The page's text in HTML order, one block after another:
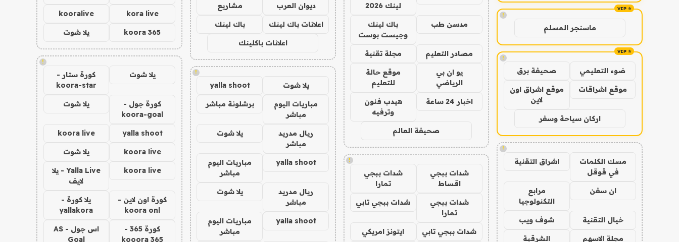
!
ماسنجر المسلم
!
ضوء التعليمي صحيفة برق
موقع اشراقات
موقع اشراق اون
لاين
اركان سياحة وسفر
!
مسك الكلمات
في قوقل
اشراق التقنية
ان سفن
مرابع
التكنولوجيا
خيال التقنية شوف ويب
مجلة الاسهم الشرقية
لينك 2026
مدسن طب
باك لينك
وجيست بوست
مصادر التعليم مجلة تقنية
يو ان بي
الرياضي
موقع حالة
للتعليم
اخبار 24 ساعة
هيدب فنون
وترفيه
صحيفة العالم
!
شدات ببجي
اقساط
شدات ببجي
تمارا
شدات ببجي
تمارا
شدات ببجي تابي
شدات ببجي تابي ايتونز امريكي
ديوان العرب مشاريع
اعلانات باك لينك باك لينك
اعلانات باكلينك
!
يلا شوت yalla shoot
مباريات اليوم
مباشر
برشلونة مباشر
ريال مدريد
مباشر
يلا شوت
yalla shoot
مباريات اليوم
مباشر
ريال مدريد
مباشر
يلا شوت
yalla shoot
مباريات اليوم
مباشر
kora live
kooralive
koora 365 يلا شوت
!
يلا شوت
كورة ستار -
koora-star
كورة جول -
koora-goal
يلا شوت
yalla shoot
koora live
koora live يلا شوت
koora live
Yalla Live - يلا
لايف
كورة اون لاين -
koora onl
يلا كورة -
yallakora
كورة 365 -
kooora 365
اس جول - AS
Goal